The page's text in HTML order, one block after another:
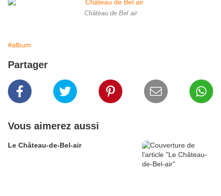
Château de Bel air
#album
Partager
Vous aimerez aussi
Le Château-de-Bel-air